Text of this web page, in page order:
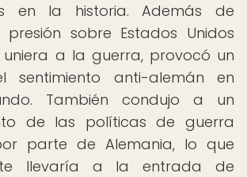
en la historia. Además de
sobre Estados Unidos
a la guerra, provocó un
sentimiento anti-alemán en
También condujo a un
de las políticas de guerra
parte de Alemania, lo que
llevaría a la entrada de